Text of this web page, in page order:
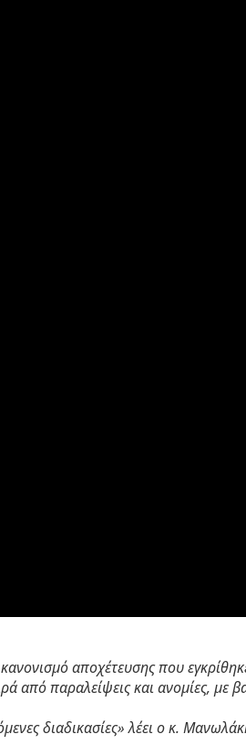
αποχέτευσης που
από παραλείψεις και ανομίες,
διαδικασίες» λέει ο κ.